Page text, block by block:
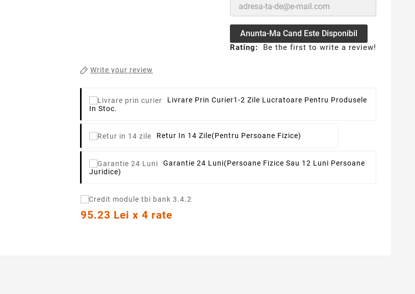
Anunta-Ma Cand Este Disponibil
Rating: Be the first to write a review!
Write your review
Livrare Prin Curier1-2 Zile Lucratoare Pentru Produsele
In Stoc.
Retur In 14 Zile(pentru Persoane Fizice)
Garantie 24 Luni(persoane Fizice Sau 12 Luni Persoane
Juridice)
95.23 Lei x 4 rate